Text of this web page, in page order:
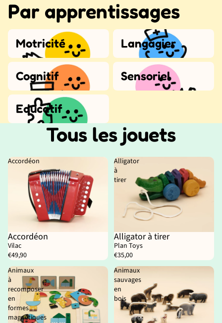
Par apprentissages
Motricité
Motricité
Langagier
Langagier
Cognitif
Cognitif
Sensoriel
Sensoriel
Educatif
Educatif
Tous les jouets
Accordéon
Accordéon
Vilac
€49,90
Alligator
à
tirer
Épuisé
Alligator à tirer
Plan Toys
€35,00
Animaux
à
recomposer
en
formes
magnétiques
Animaux
sauvages
en
bois